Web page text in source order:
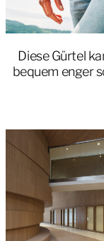
Diese Gürtel
bequem enger